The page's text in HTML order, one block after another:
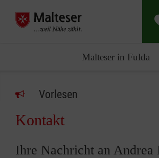
Malteser in Fulda
Vorlesen
Kontakt
Ihre Nachricht an Andrea